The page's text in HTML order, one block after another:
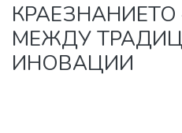
МЕЖДУ
ИНОВАЦИИ